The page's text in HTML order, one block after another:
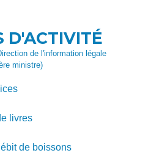
D'ACTIVITÉ
de l'information légale
ministre)
livres
de boissons